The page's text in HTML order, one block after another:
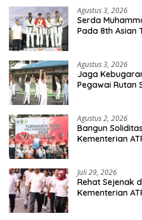
Agustus 3, 2026
Serda
Pada 8th Asian
Agustus 3, 2026
Jaga
Pegawai Rutan
Agustus 2, 2026
Bangun
Kementerian
Juli 29, 2026
Rehat Sejenak
Kementerian